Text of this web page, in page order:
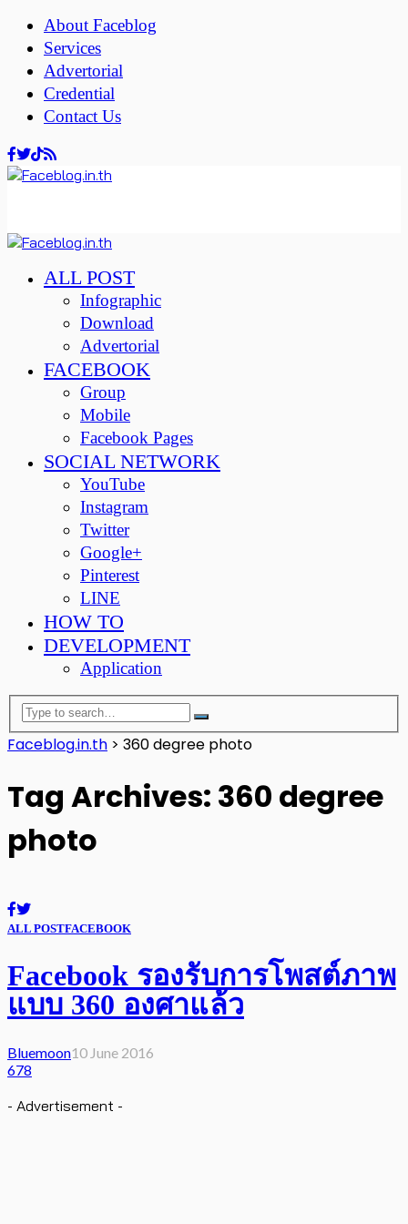
About Faceblog
Services
Advertorial
Credential
Contact Us
ALL POST
Infographic
Download
Advertorial
FACEBOOK
Group
Mobile
Facebook Pages
SOCIAL NETWORK
YouTube
Instagram
Twitter
Google+
Pinterest
LINE
HOW TO
DEVELOPMENT
Application
Faceblog.in.th > 360 degree photo
Tag Archives: 360 degree
photo
ALL POSTFACEBOOK
Facebook รองรับการโพสต์ภาพ
แบบ 360 องศาแล้ว
Bluemoon10 June 2016
678
- Advertisement -